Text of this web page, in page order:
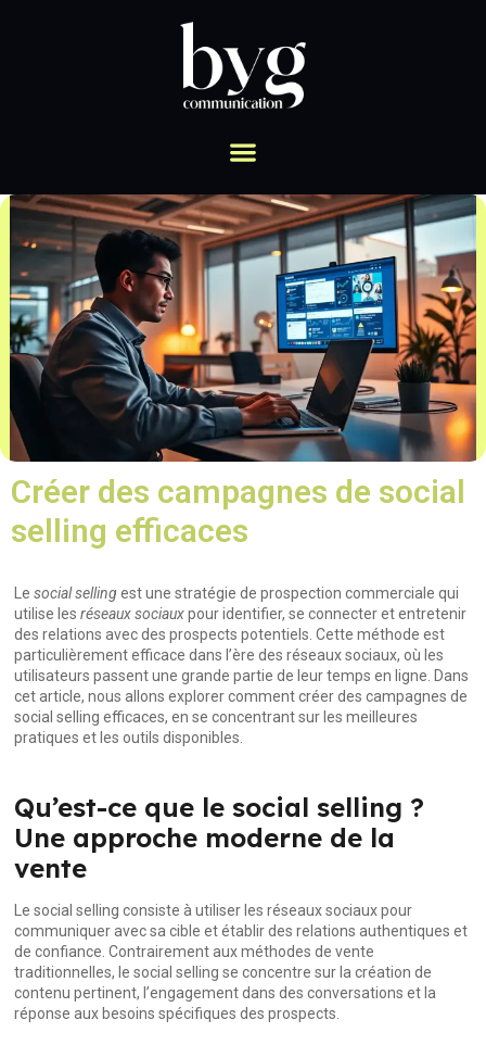
Créer des campagnes de social
selling efficaces
Lesocial sellingest une stratégie de prospection commerciale qui
utilise lesréseaux sociauxpour identifier, se connecter et entretenir
des relations avec des prospects potentiels. Cette méthode est
particulièrement efficace dans l’ère des réseaux sociaux, où les
utilisateurs passent une grande partie de leur temps en ligne. Dans
cet article, nous allons explorer comment créer des campagnes de
social selling efficaces, en se concentrant sur les meilleures
pratiques et les outils disponibles.
Qu’est-ce que le social selling ?
Une approche moderne de la
vente
Le social selling consiste à utiliser les réseaux sociaux pour
communiquer avec sa cible et établir des relations authentiques et
de confiance. Contrairement aux méthodes de vente
traditionnelles, le social selling se concentre sur la création de
contenu pertinent, l’engagement dans des conversations et la
réponse aux besoins spécifiques des prospects.